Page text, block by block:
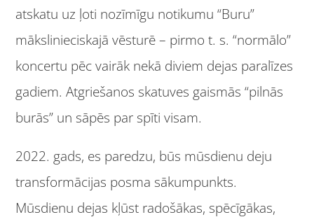
atskatu uz ļoti nozīmīgu notikumu “Buru”
mākslinieciskajā vēsturē – pirmo t. s. “normālo”
koncertu pēc vairāk nekā diviem dejas paralīzes
gadiem. Atgriešanos skatuves gaismās “pilnās
burās” un sāpēs par spīti visam.
2022. gads, es paredzu, būs mūsdienu deju
transformācijas posma sākumpunkts.
Mūsdienu dejas kļūst radošākas, spēcīgākas,